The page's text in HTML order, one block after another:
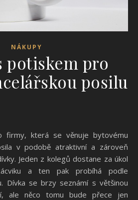
NÁKUPY
potiskem pro
posilu
firmy, která se věnuje bytovému
v podobě atraktivní a zároveň
Jeden z kolegů dostane za úkol
a ten pak probíhá podle
Dívka se brzy seznámí s většinou
ale něco tomu bude přece jen